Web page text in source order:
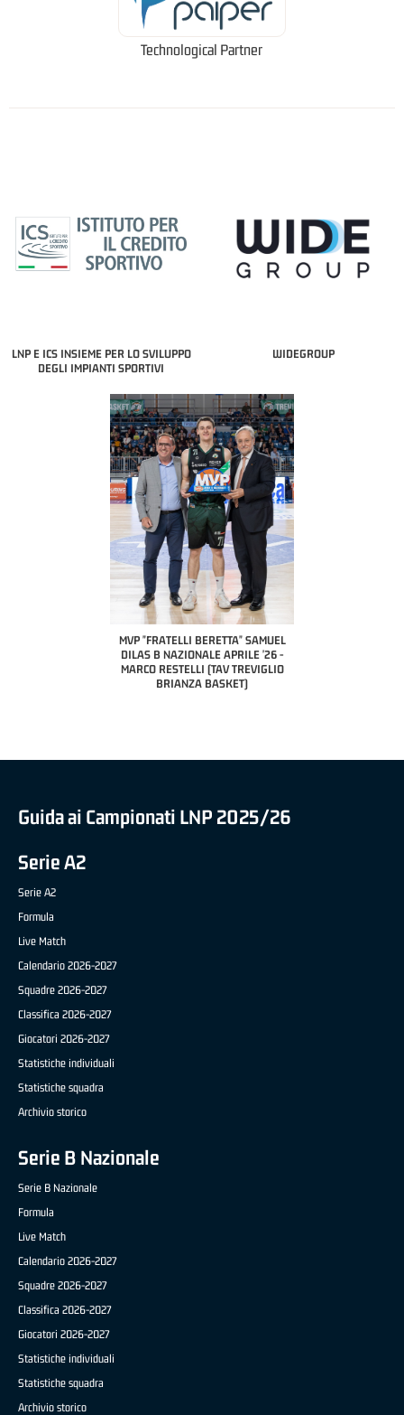
Technological Partner
LNP E ICS INSIEME PER LO SVILUPPO
DEGLI IMPIANTI SPORTIVI
WIDEGROUP
MVP "FRATELLI BERETTA" SAMUEL
DILAS B NAZIONALE APRILE '26 -
MARCO RESTELLI (TAV TREVIGLIO
BRIANZA BASKET)
Guida ai Campionati LNP 2025/26
Serie A2
Serie A2
Formula
Live Match
Calendario 2026-2027
Squadre 2026-2027
Classifica 2026-2027
Giocatori 2026-2027
Statistiche individuali
Statistiche squadra
Archivio storico
Serie B Nazionale
Serie B Nazionale
Formula
Live Match
Calendario 2026-2027
Squadre 2026-2027
Classifica 2026-2027
Giocatori 2026-2027
Statistiche individuali
Statistiche squadra
Archivio storico